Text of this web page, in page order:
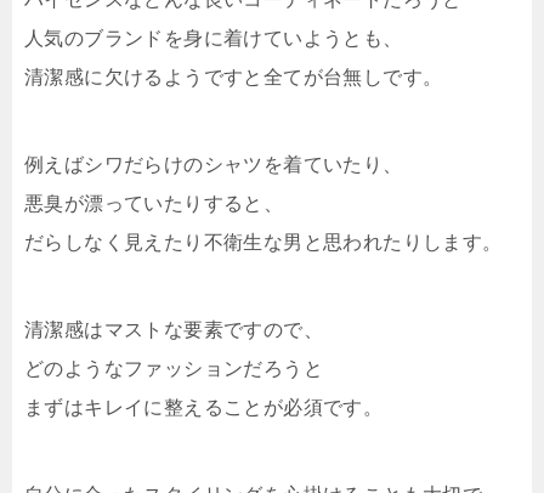
人気のブランドを身に着けていようとも、
清潔感に欠けるようですと全てが台無しです。
例えばシワだらけのシャツを着ていたり、
悪臭が漂っていたりすると、
だらしなく見えたり不衛生な男と思われたりします。
清潔感はマストな要素ですので、
どのようなファッションだろうと
まずはキレイに整えることが必須です。